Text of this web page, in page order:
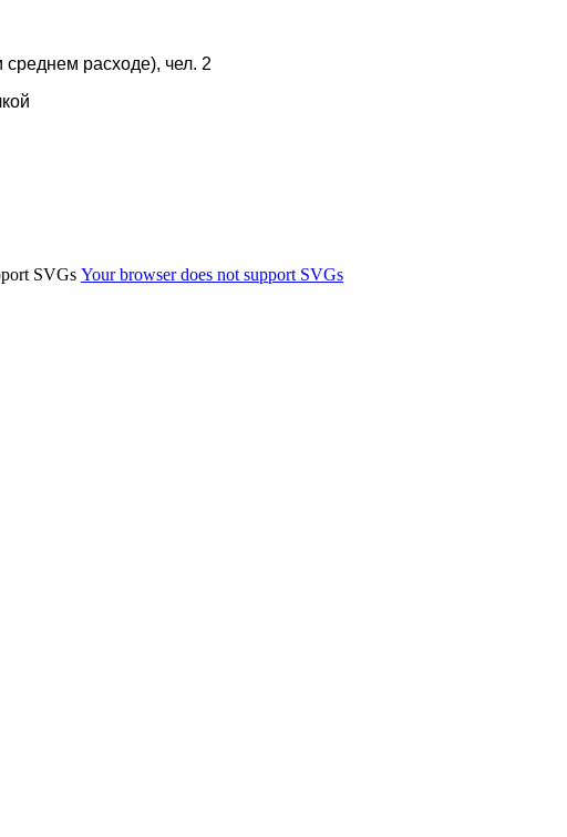
среднем расходе), чел. 2
SVGs Your browser does not support SVGs